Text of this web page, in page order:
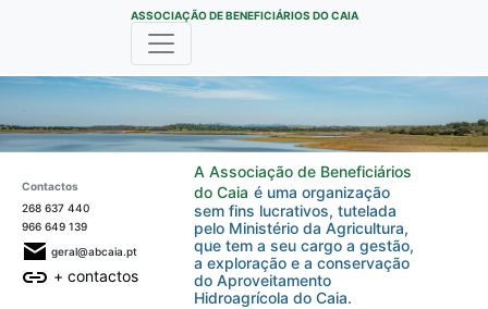
ASSOCIAÇÃO DE BENEFICIÁRIOS DO CAIA
Contactos
268 637 440
966 649 139
geral@abcaia.pt
+ contactos
A Associação de Beneficiários
do Caia é uma organização
sem fins lucrativos, tutelada
pelo Ministério da Agricultura,
que tem a seu cargo a gestão,
a exploração e a conservação
do Aproveitamento
Hidroagrícola do Caia.